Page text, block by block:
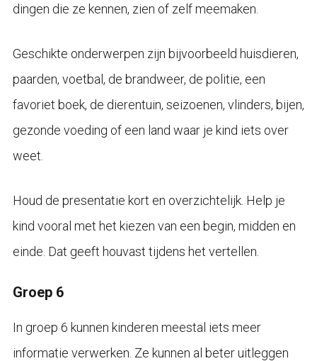
dingen die ze kennen, zien of zelf meemaken.
Geschikte onderwerpen zijn bijvoorbeeld huisdieren,
paarden, voetbal, de brandweer, de politie, een
favoriet boek, de dierentuin, seizoenen, vlinders, bijen,
gezonde voeding of een land waar je kind iets over
weet.
Houd de presentatie kort en overzichtelijk. Help je
kind vooral met het kiezen van een begin, midden en
einde. Dat geeft houvast tijdens het vertellen.
Groep 6
In groep 6 kunnen kinderen meestal iets meer
informatie verwerken. Ze kunnen al beter uitleggen